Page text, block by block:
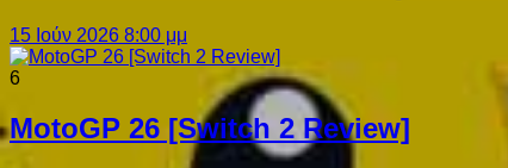
15 Ιούν 2026 8:00 μμ
6
MotoGP 26 [Switch 2 Review]